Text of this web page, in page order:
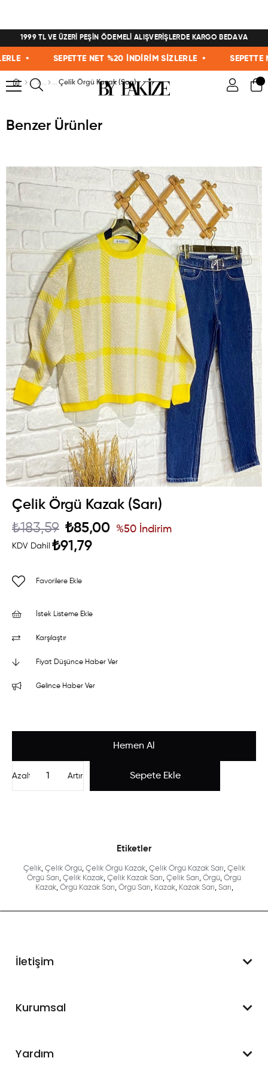
1999 TL VE ÜZERİ PEŞİN ÖDEMELİ ALIŞVERİŞLERDE KARGO BEDAVA
• SEPETTE NET %20 İNDİRİM SİZLERLE • SEPETTE
Çelik Örgü Kazak (Sarı)
Benzer Ürünler
Çelik Örgü Kazak (Sarı)
₺183,59 ₺85,00
KDV Dahil ₺91,79
%50 İndirim
Favorilere Ekle
İstek Listeme Ekle
Karşılaştır
Fiyat Düşünce Haber Ver
Gelince Haber Ver
Artır
Azalt
Etiketler
Çelik, Çelik Örgü, Çelik Örgü Kazak, Çelik Örgü Kazak Sarı, Çelik
Örgü Sarı, Çelik Kazak, Çelik Kazak Sarı, Çelik Sarı, Örgü, Örgü
Kazak, Örgü Kazak Sarı, Örgü Sarı, Kazak, Kazak Sarı, Sarı,
İletişim
WhatsApp Destek
Kurumsal
Hakkımızda
Yardım